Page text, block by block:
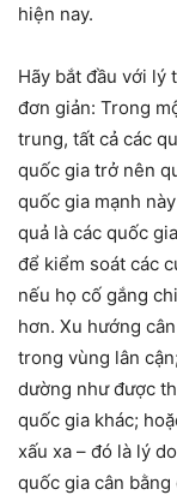
hiện nay.
Hãy bắt đầu với lý
đơn giản: Trong
trung, tất cả các
quốc gia trở nên
quốc gia mạnh
quả là các quốc
để kiểm soát các
nếu họ cố gắng
hơn. Xu hướng
trong vùng lân
dường như được
quốc gia khác;
xấu xa – đó là lý
quốc gia cân